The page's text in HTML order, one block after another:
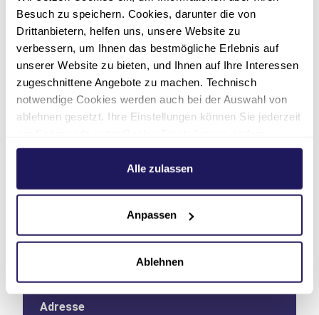
Besuch zu speichern. Cookies, darunter die von
Drittanbietern, helfen uns, unsere Website zu
verbessern, um Ihnen das bestmögliche Erlebnis auf
unserer Website zu bieten, und Ihnen auf Ihre Interessen
zugeschnittene Angebote zu machen. Technisch
notwendige Cookies werden auch bei der Auswahl von
ablehnen gesetzt. Ihre Einstellungen können Sie jederzeit
Weitere Informationen hierzu finden Sie in unserer
.Alle zulassen
Anpassen
Ablehnen
Wohnen
Betreuung & Service
Zusatzleistungen
Kontakt
Adresse